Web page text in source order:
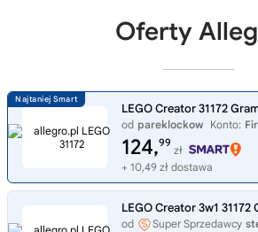
Oferty
LEGO Creator 31172
od pareklockow Konto:
124,99
zł
+ 10,49 zł dostawa
LEGO Creator 3w1
od Super Sprzedawcy